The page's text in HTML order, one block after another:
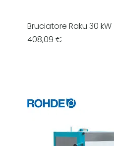
Bruciatore Raku 30 kW
Prezzo
408,09 €